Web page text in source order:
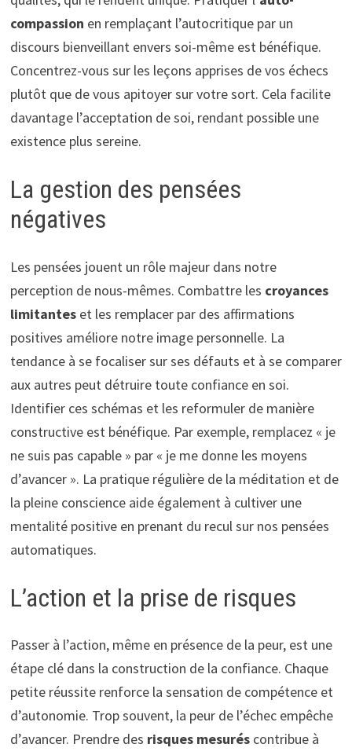
compassion en remplaçant l’autocritique par un
discours bienveillant envers soi-même est bénéfique.
Concentrez-vous sur les leçons apprises de vos échecs
plutôt que de vous apitoyer sur votre sort. Cela facilite
davantage l’acceptation de soi, rendant possible une
existence plus sereine.
La gestion des pensées
négatives
Les pensées jouent un rôle majeur dans notre
perception de nous-mêmes. Combattre les croyances
limitanteset les remplacer par des affirmations
positives améliore notre image personnelle. La
tendance à se focaliser sur ses défauts et à se comparer
aux autres peut détruire toute confiance en soi.
Identifier ces schémas et les reformuler de manière
constructive est bénéfique. Par exemple, remplacez « je
ne suis pas capable » par « je me donne les moyens
d’avancer ». La pratique régulière de la méditation et de
la pleine conscience aide également à cultiver une
mentalité positive en prenant du recul sur nos pensées
automatiques.
L’action et la prise de risques
Passer à l’action, même en présence de la peur, est une
étape clé dans la construction de la confiance. Chaque
petite réussite renforce la sensation de compétence et
d’autonomie. Trop souvent, la peur de l’échec empêche
d’avancer. Prendre des risques mesuréscontribue à